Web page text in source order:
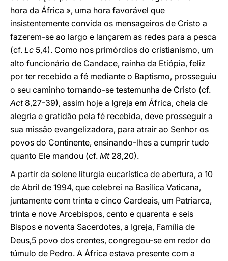
hora da África », uma hora favorável que
insistentemente convida os mensageiros de Cristo a
fazerem-se ao largo e lançarem as redes para a pesca
(cf. Lc 5,4). Como nos primórdios do cristianismo, um
alto funcionário de Candace, rainha da Etiópia, feliz
por ter recebido a fé mediante o Baptismo, prosseguiu
o seu caminho tornando-se testemunha de Cristo (cf.
Act 8,27-39), assim hoje a Igreja em África, cheia de
alegria e gratidão pela fé recebida, deve prosseguir a
sua missão evangelizadora, para atrair ao Senhor os
povos do Continente, ensinando-lhes a cumprir tudo
quanto Ele mandou (cf. Mt 28,20).
A partir da solene liturgia eucarística de abertura, a 10
de Abril de 1994, que celebrei na Basílica Vaticana,
juntamente com trinta e cinco Cardeais, um Patriarca,
trinta e nove Arcebispos, cento e quarenta e seis
Bispos e noventa Sacerdotes, a Igreja, Família de
Deus,5 povo dos crentes, congregou-se em redor do
túmulo de Pedro. A África estava presente com a